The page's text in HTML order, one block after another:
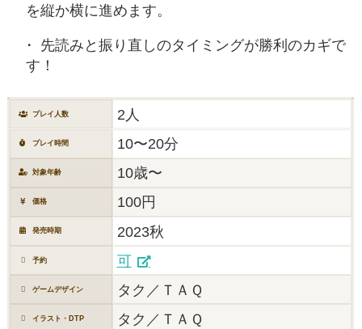
を縦か横に進めます。
先読みと振り直しのタイミングが勝利のカギで
す！
プレイ人数 2人
プレイ時間 10〜20分
対象年齢 10歳〜
価格 100円
発売時期 2023秋
予約 可
ゲームデザイン タク／ＴＡＱ
イラスト・DTP タク／ＴＡＱ